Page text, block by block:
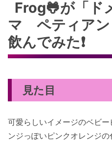
Frog🐸が「ド
マ ペティア
飲んでみた❗️
見た目
可愛らしいイメージのベビ
ンジっぽいピンクオレンジ